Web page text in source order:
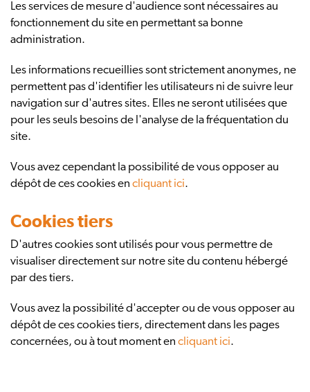
Les services de mesure d'audience sont nécessaires au
fonctionnement du site en permettant sa bonne
administration.
Les informations recueillies sont strictement anonymes, ne
permettent pas d'identifier les utilisateurs ni de suivre leur
navigation sur d'autres sites. Elles ne seront utilisées que
pour les seuls besoins de l'analyse de la fréquentation du
site.
Vous avez cependant la possibilité de vous opposer au
dépôt de ces cookies en cliquant ici.
Cookies tiers
D'autres cookies sont utilisés pour vous permettre de
visualiser directement sur notre site du contenu hébergé
par des tiers.
Vous avez la possibilité d'accepter ou de vous opposer au
dépôt de ces cookies tiers, directement dans les pages
concernées, ou à tout moment en cliquant ici.